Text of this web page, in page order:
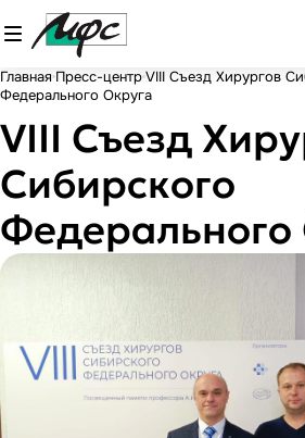
Главная Пресс-центрVIII Съезд Хирургов
Федерального Округа
VIII Съезд
Сибирского
Федерального